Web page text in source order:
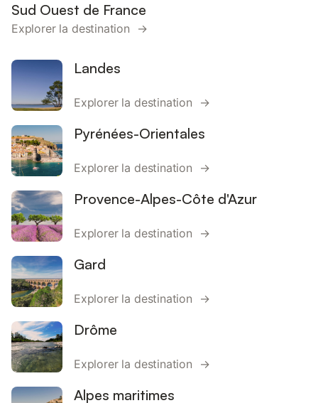
Sud Ouest de France
Explorer la destination →
Landes
Explorer la destination →
Pyrénées-Orientales
Explorer la destination →
Provence-Alpes-Côte d'Azur
Explorer la destination →
Gard
Explorer la destination →
Drôme
Explorer la destination →
Alpes maritimes